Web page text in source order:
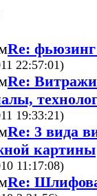
Re:
22:57:01)
Re:
19:33:21)
Re: 3 вида
картины
11:17:08)
Re: